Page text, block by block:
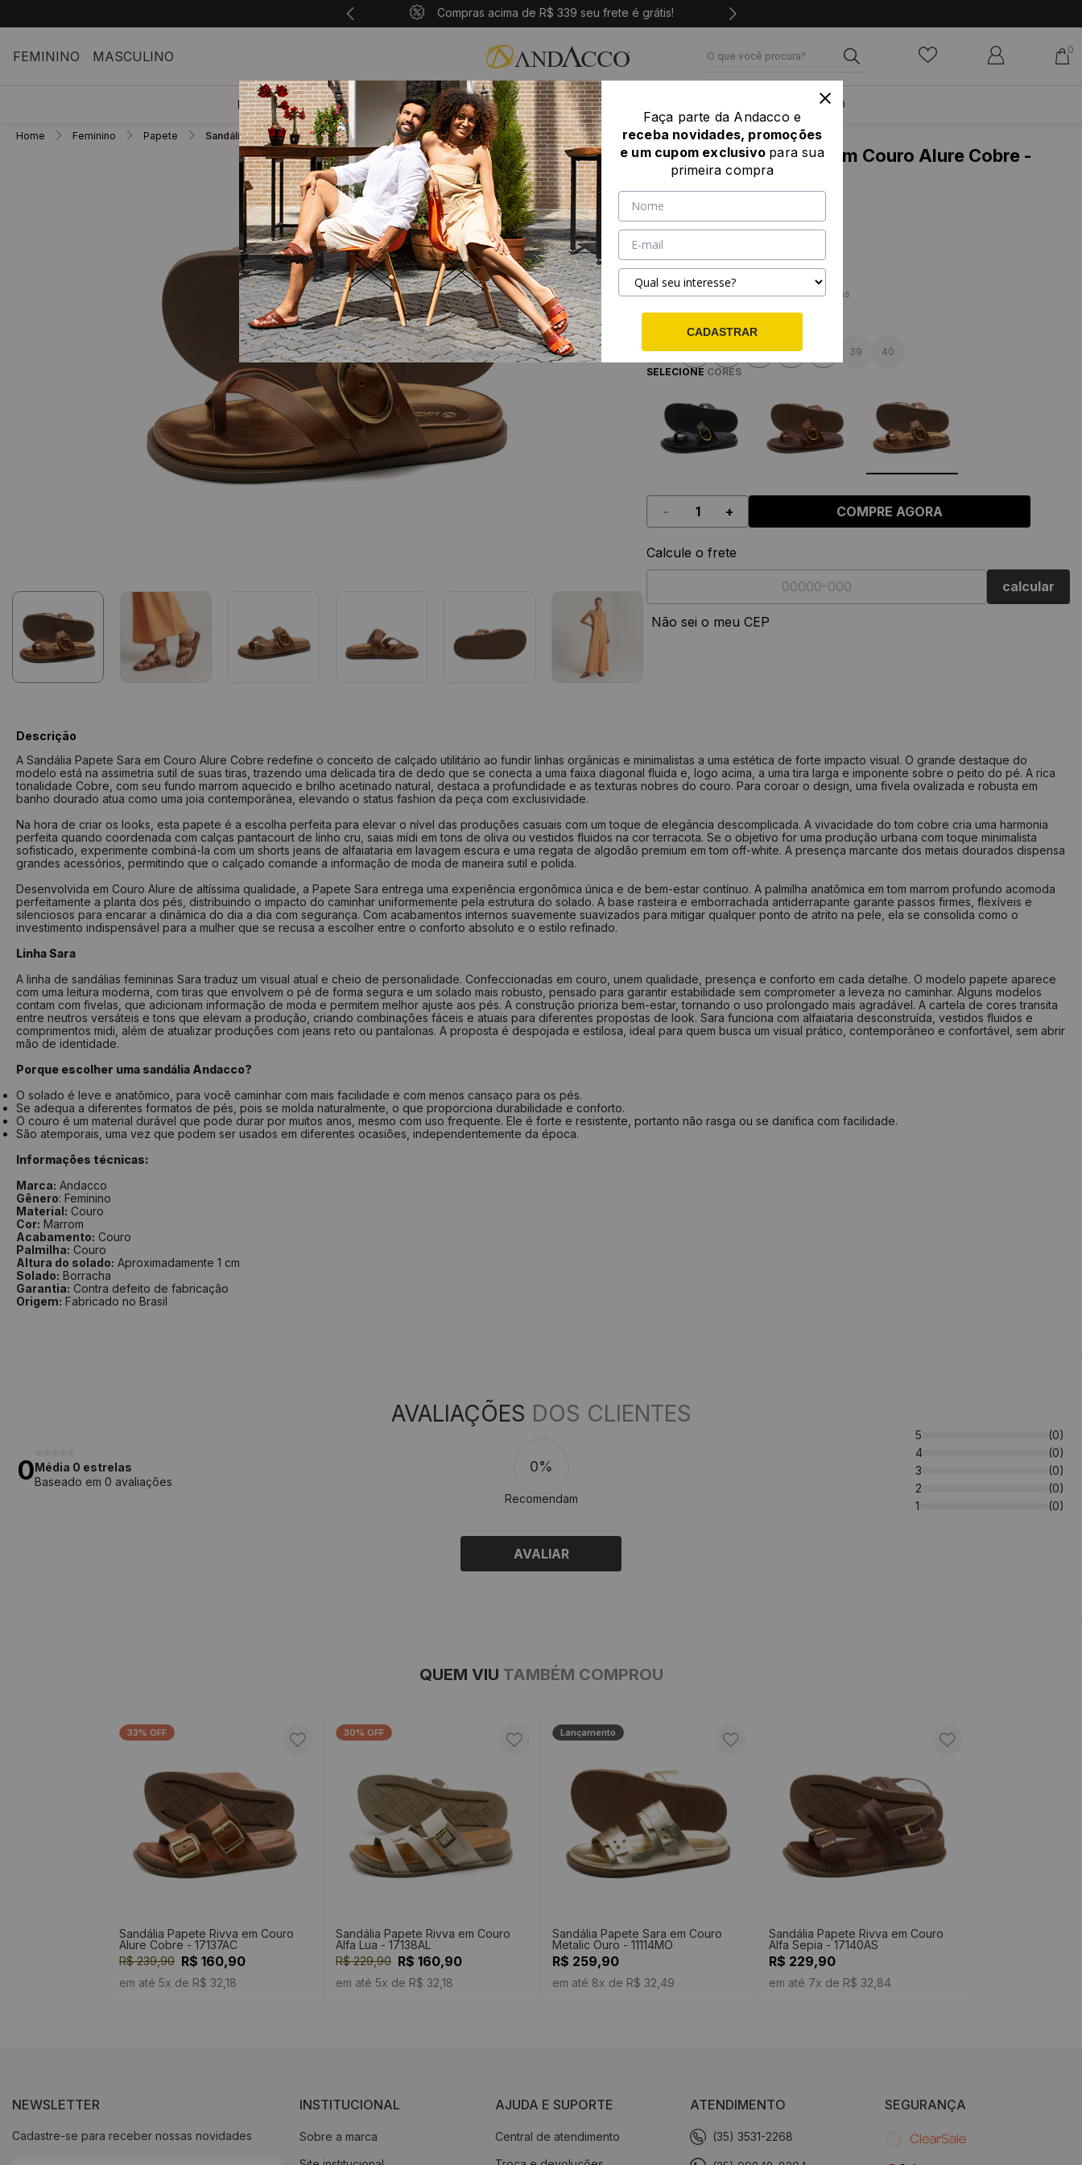
Compras acima de R$ 339 seu frete é grátis!
Pague em até 10x sem juros
10% OFF com o cupom: PRIMEIROANDACCO
FEMININO MASCULINO 0
FEMININO MASCULINO POR NUMERAÇÃO PROMOÇÃO
Home Feminino Papete Sandália Papete Sara em Couro Alure Cobre - 11110AC
Sandália Papete Sara em Couro Alure Cobre -
11110AC
SKU: 11110AC
R$ 252,11
3% de desconto no pix
R$ 259,90
em até 8x de R$ 32,49 ver parcelas
SELECIONETAMANHOS
33 34 35 36 37 39
40
SELECIONE CORES
+
- COMPRE AGORA
Calcule o frete
calcular
Não sei o meu CEP
Descrição
A Sandália Papete Sara em Couro Alure Cobre redefine o conceito de calçado utilitário ao fundir linhas orgânicas e minimalistas a uma estética de forte impacto visual. O grande destaque do
modelo está na assimetria sutil de suas tiras, trazendo uma delicada tira de dedo que se conecta a uma faixa diagonal fluida e, logo acima, a uma tira larga e imponente sobre o peito do pé. A rica
tonalidade Cobre, com seu fundo marrom aquecido e brilho acetinado natural, destaca a profundidade e as texturas nobres do couro. Para coroar o design, uma fivela ovalizada e robusta em
banho dourado atua como uma joia contemporânea, elevando o status fashion da peça com exclusividade.
Na hora de criar os looks, esta papete é a escolha perfeita para elevar o nível das produções casuais com um toque de elegância descomplicada. A vivacidade do tom cobre cria uma harmonia
perfeita quando coordenada com calças pantacourt de linho cru, saias mídi em tons de oliva ou vestidos fluidos na cor terracota. Se o objetivo for uma produção urbana com toque minimalista
sofisticado, experimente combiná-la com um shorts jeans de alfaiataria em lavagem escura e uma regata de algodão premium em tom off-white. A presença marcante dos metais dourados dispensa
grandes acessórios, permitindo que o calçado comande a informação de moda de maneira sutil e polida.
Desenvolvida em Couro Alure de altíssima qualidade, a Papete Sara entrega uma experiência ergonômica única e de bem-estar contínuo. A palmilha anatômica em tom marrom profundo acomoda
perfeitamente a planta dos pés, distribuindo o impacto do caminhar uniformemente pela estrutura do solado. A base rasteira e emborrachada antiderrapante garante passos firmes, flexíveis e
silenciosos para encarar a dinâmica do dia a dia com segurança. Com acabamentos internos suavemente suavizados para mitigar qualquer ponto de atrito na pele, ela se consolida como o
investimento indispensável para a mulher que se recusa a escolher entre o conforto absoluto e o estilo refinado.
Linha Sara
A linha de sandálias femininas Sara traduz um visual atual e cheio de personalidade. Confeccionadas em couro, unem qualidade, presença e conforto em cada detalhe. O modelo papete aparece
com uma leitura moderna, com tiras que envolvem o pé de forma segura e um solado mais robusto, pensado para garantir estabilidade sem comprometer a leveza no caminhar. Alguns modelos
contam com fivelas, que adicionam informação de moda e permitem melhor ajuste aos pés. A construção prioriza bem-estar, tornando o uso prolongado mais agradável. A cartela de cores transita
entre neutros versáteis e tons que elevam a produção, criando combinações fáceis e atuais para diferentes propostas de look. Sara funciona com alfaiataria desconstruída, vestidos fluidos e
comprimentos midi, além de atualizar produções com jeans reto ou pantalonas. A proposta é despojada e estilosa, ideal para quem busca um visual prático, contemporâneo e confortável, sem abrir
mão de identidade.
Porque escolher uma sandália Andacco?
O solado é leve e anatômico, para você caminhar com mais facilidade e com menos cansaço para os pés.
Se adequa a diferentes formatos de pés, pois se molda naturalmente, o que proporciona durabilidade e conforto.
O couro é um material durável que pode durar por muitos anos, mesmo com uso frequente. Ele é forte e resistente, portanto não rasga ou se danifica com facilidade.
São atemporais, uma vez que podem ser usados em diferentes ocasiões, independentemente da época.
Informações técnicas:
Marca: Andacco
Gênero: Feminino
Material: Couro
Cor: Marrom
Acabamento: Couro
Palmilha: Couro
Altura do solado: Aproximadamente 1 cm
Solado: Borracha
Garantia: Contra defeito de fabricação
Origem: Fabricado no Brasil
AVALIAÇÕES DOS CLIENTES
0Média 0 estrelas
Baseado em 0 avaliações
0%
Recomendam
5
(0)
4
(0)
3
(0)
2
(0)
1
(0)
AVALIAR
QUEM VIU TAMBÉM COMPROU
33% OFF
Sandália Papete Rivva em Couro
Alure Cobre - 17137AC
R$ 239,90 R$ 160,90
em até 5x de R$ 32,18
30% OFF
Sandália Papete Rivva em Couro
Alfa Lua - 17138AL
R$ 229,90 R$ 160,90
em até 5x de R$ 32,18
Lançamento
Sandália Papete Sara em Couro
Metalic Ouro - 11114MO
R$ 259,90
em até 8x de R$ 32,49
Sandália Papete Rivva em Couro
Alfa Sepia - 17140AS
R$ 229,90
em até 7x de R$ 32,84
NEWSLETTER
Cadastre-se para receber nossas novidades
INSTITUCIONAL
Sobre a marca
AJUDA E SUPORTE
Central de atendimento
ATENDIMENTO
(35) 3531-2268
SEGURANÇA
Faça parte da Andacco e
receba novidades, promoções
e um cupom exclusivo para sua
primeira compra
CADASTRAR